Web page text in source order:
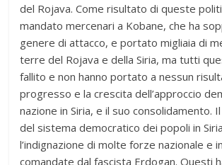
del Rojava. Come risultato di queste
mandato mercenari a Kobane, che ha
genere di attacco, e portato migliaia di
terre del Rojava e della Siria, ma tutti
fallito e non hanno portato a nessun
progresso e la crescita dell’approccio
nazione in Siria, e il suo consolidamento.
del sistema democratico dei popoli in
l’indignazione di molte forze nazionale e
comandate dal fascista Erdogan. Questi